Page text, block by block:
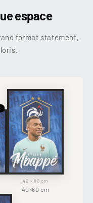
espace
format statement,
40 × 60 cm
40×60 cm